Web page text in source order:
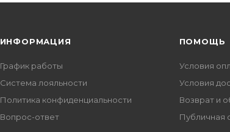
ИНФОРМАЦИЯ
График работы
Система лояльности
Политика конфиденциальности
Вопрос-ответ
ПОМОЩЬ
Условия
Условия
Возврат и
Публичная